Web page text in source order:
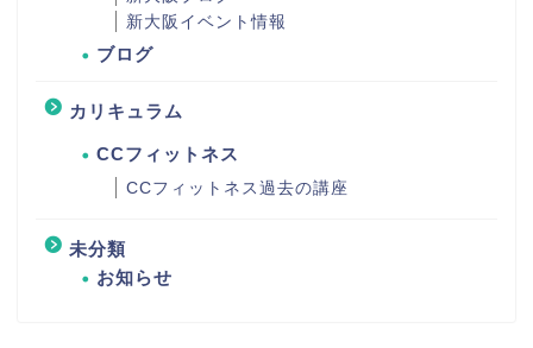
新大阪イベント情報
ブログ
カリキュラム
CCフィットネス
CCフィットネス過去の講座
未分類
お知らせ